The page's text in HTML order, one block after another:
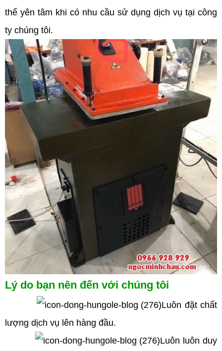
thể yên tâm khi có nhu cầu sử dụng dịch vụ tại công
ty chúng tôi.
Lý do bạn nên đến với chúng tôi
Luôn đặt chất
lượng dịch vụ lên hàng đầu.
Luôn luôn duy